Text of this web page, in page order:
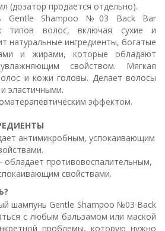
(дозатор продается отдельно).
Gentle Shampoo №03 Back Bar
типов волос, включая сухие и
натуральные ингредиенты, богатые
и жирами, которые обладают
свойством. Мягкая
и кожи головы. Делает волосы
эластичными.
эффектом.
антимикробным, успокаивающим
- обладает противовоспалительным,
свойствами.
шампунь Gentle Shampoo №03 Back
с любым бальзамом или маской
проблемы, которую нужно